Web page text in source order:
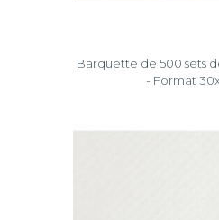
Barquette de 500 sets
- Format